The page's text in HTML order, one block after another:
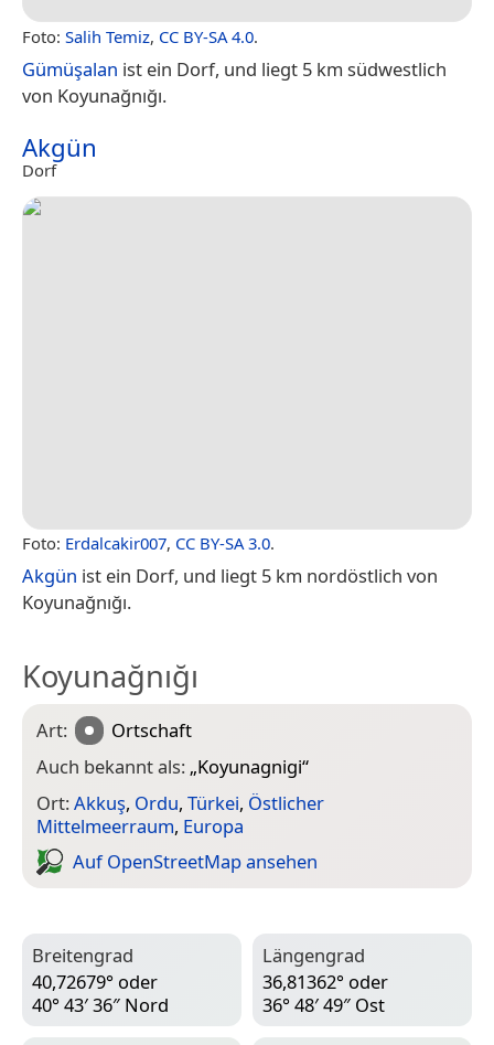
Foto: Salih Temiz, CC BY-SA 4.0.
Gümüşalan ist ein Dorf, und liegt 5 km südwestlich
von Koyunağnığı.
Akgün
Dorf
Foto: Erdalcakir007, CC BY-SA 3.0.
Akgün ist ein Dorf, und liegt 5 km nordöstlich von
Koyunağnığı.
Koyunağnığı
Art:
Ortschaft
Auch bekannt als: „Koyunagnigi“
Ort:Akkuş, Ordu, Türkei, Östlicher
Mittelmeerraum, Europa
Auf Open­Street­Map ansehen
Breitengrad
40,72679° oder
40° 43′ 36″ Nord
Längengrad
36,81362° oder
36° 48′ 49″ Ost